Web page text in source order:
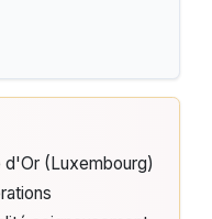
d'Or (Luxembourg)